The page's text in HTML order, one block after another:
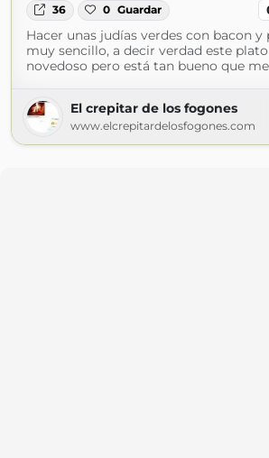
36 0 Guardar
Hacer unas judías verdes con bacon y
muy sencillo, a decir verdad este
novedoso pero está tan bueno que
El crepitar de los fogones
www.elcrepitardelosfogones.com